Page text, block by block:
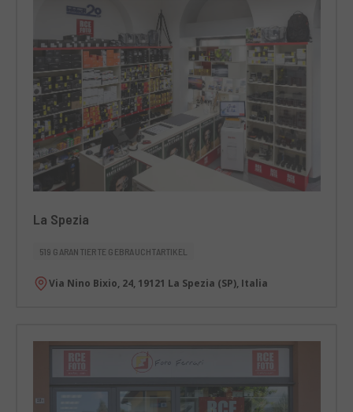
La Spezia
519 GARANTIERTE GEBRAUCHTARTIKEL
Via Nino Bixio, 24, 19121 La Spezia (SP), Italia